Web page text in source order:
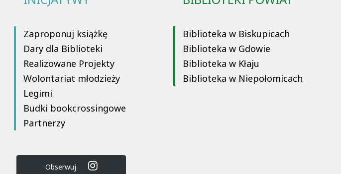
Zaproponuj książkę
Dary dla Biblioteki
Realizowane Projekty
Wolontariat młodzieży
Legimi
Budki bookcrossingowe
Partnerzy
Biblioteka w Biskupicach
Biblioteka w Gdowie
Biblioteka w Kłaju
Biblioteka w Niepołomicach
Obserwuj